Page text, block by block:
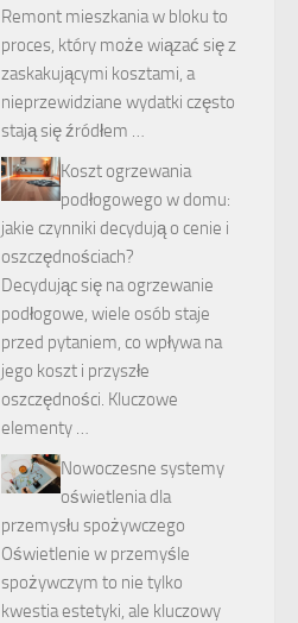
Remont mieszkania w bloku to
proces, który może wiązać się z
zaskakującymi kosztami, a
nieprzewidziane wydatki często
stają się źródłem …
Koszt ogrzewania
podłogowego w domu:
jakie czynniki decydują o cenie i
oszczędnościach?
Decydując się na ogrzewanie
podłogowe, wiele osób staje
przed pytaniem, co wpływa na
jego koszt i przyszłe
oszczędności. Kluczowe
elementy …
Nowoczesne systemy
oświetlenia dla
przemysłu spożywczego
Oświetlenie w przemyśle
spożywczym to nie tylko
kwestia estetyki, ale kluczowy